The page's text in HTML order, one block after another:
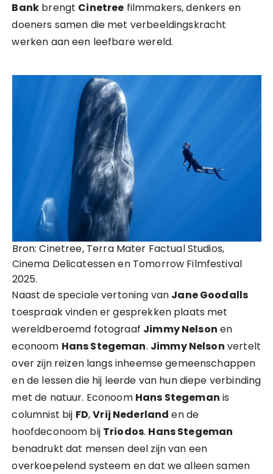
Bank brengt Cinetree filmmakers, denkers en
doeners samen die met verbeeldingskracht
werken aan een leefbare wereld.
Bron: Cinetree, Terra Mater Factual Studios,
Cinema Delicatessen en Tomorrow Filmfestival
2025.
Naast de speciale vertoning van Jane Goodalls
toespraak vinden er gesprekken plaats met
wereldberoemd fotograaf Jimmy Nelson en
econoom Hans Stegeman. Jimmy Nelson vertelt
over zijn reizen langs inheemse gemeenschappen
en de lessen die hij leerde van hun diepe verbinding
met de natuur. Econoom Hans Stegeman is
columnist bij FD,Vrij Nederland en de
hoofdeconoom bij Triodos. Hans Stegeman
benadrukt dat mensen deel zijn van een
overkoepelend systeem en dat we alleen samen